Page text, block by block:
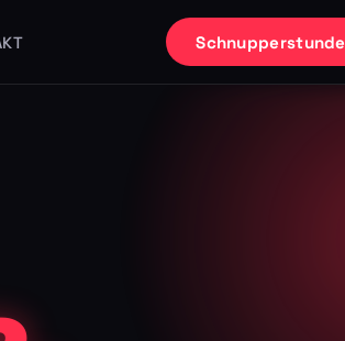
Schnupperstunde